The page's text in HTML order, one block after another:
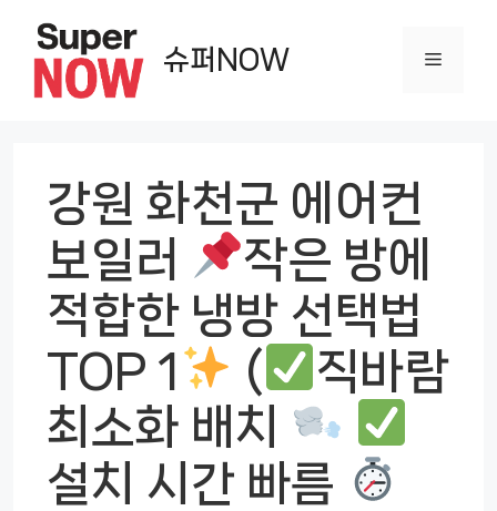
슈퍼NOW 메
강원 화천군 에어컨
보일러
작은 방에
적합한 냉방 선택법
TOP 1
(
직바람
최소화 배치
설치 시간 빠름